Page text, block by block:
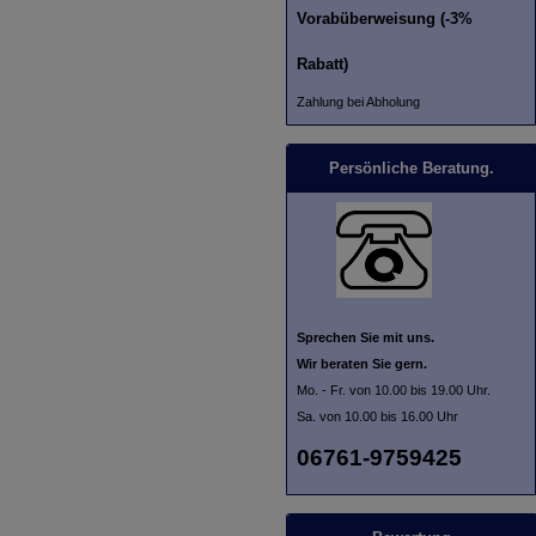
Vorabüberweisung (-3%
Rabatt)
Zahlung bei Abholung
Persönliche Beratung.
Sprechen Sie mit uns.
Wir beraten Sie gern.
Mo. - Fr. von 10.00 bis 19.00 Uhr.
Sa. von 10.00 bis 16.00 Uhr
06761-9759425